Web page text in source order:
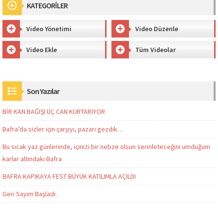
KATEGORİLER
Video Yönetimi Video Düzenle
Video Ekle Tüm Videolar
Son Yazılar
BİR KAN BAĞIŞI ÜÇ CAN KURTARIYOR
Bafra’da sizler için çarşıyı, pazarı gezdik…
Bu sıcak yaz günlerinde, içinizi bir nebze olsun serinleteceğini umduğum
karlar altındaki Bafra
BAFRA KAPIKAYA FEST BÜYÜK KATILIMLA AÇILDI
Geri Sayım Başladı.